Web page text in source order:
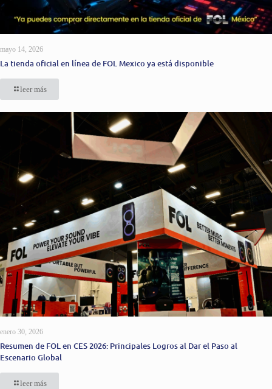
mayo 14, 2026
La tienda oficial en línea de FOL Mexico ya está disponible
leer más
enero 30, 2026
Resumen de FOL en CES 2026: Principales Logros al Dar el Paso al
Escenario Global
leer más